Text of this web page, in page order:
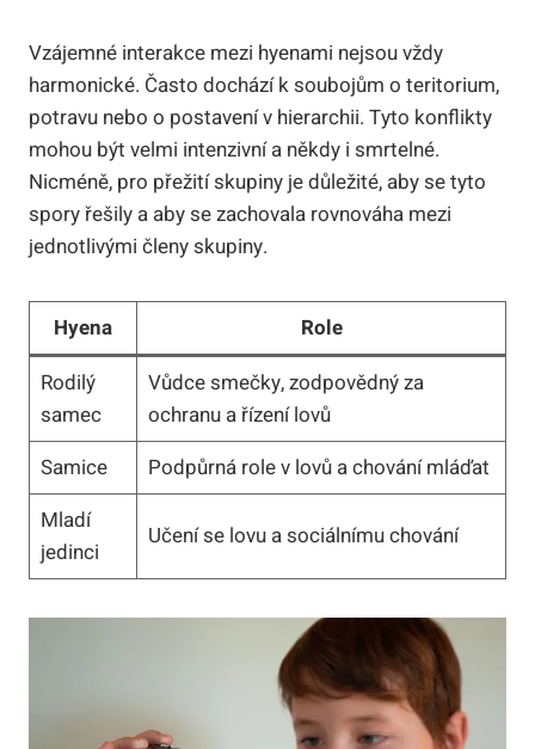
Vzájemné interakce mezi hyenami nejsou vždy
harmonické. Často dochází k soubojům o teritorium,
potravu nebo o postavení v hierarchii. Tyto konflikty
mohou být velmi intenzivní a někdy i smrtelné.
Nicméně, pro přežití skupiny je důležité, aby se tyto
spory řešily a aby se zachovala rovnováha mezi
jednotlivými členy skupiny.
Hyena
Role
Rodilý
samec
Vůdce smečky, zodpovědný za
ochranu a řízení lovů
Samice
Podpůrná role v lovů a chování mláďat
Mladí
jedinci
Učení se lovu a sociálnímu chování